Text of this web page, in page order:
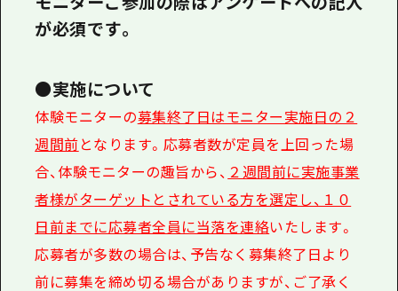
広島県の魅力を動画でご紹介！
メディア掲載情報
フォトダウンロード
関連リンク
が必須です。
●実施について
体験モニターの募集終了日はモニター実施日の２
週間前となります。応募者数が定員を上回った場
合、体験モニターの趣旨から、 ２週間前に実施事業
者様がターゲットとされている方を選定し、１０
日前までに応募者全員に当落を連絡いたします。
応募者が多数の場合は、予告なく募集終了日より
前に募集を締め切る場合がありますが、ご了承く